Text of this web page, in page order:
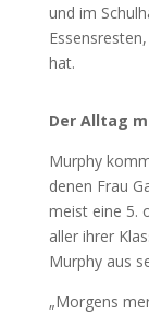
und im
hat.
Der Alltag
Murphy
denen Frau
meist eine 5.
aller ihrer
Murphy aus
„Morgens